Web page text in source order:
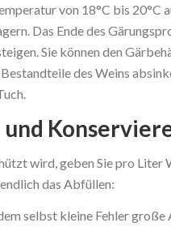
von 18°C bis 20°C
Das Ende des
Sie können den
des Weins
wird, geben Sie pro Liter
das Abfüllen:
selbst kleine Fehler große